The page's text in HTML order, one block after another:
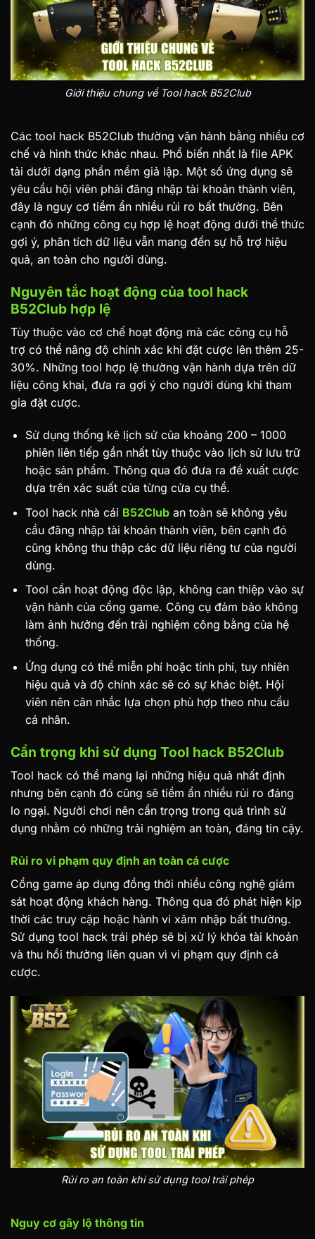
Giới thiệu chung về Tool hack B52Club
Các tool hack B52Club thường vận hành bằng nhiều cơ
chế và hình thức khác nhau. Phổ biến nhất là file APK
tải dưới dạng phần mềm giả lập. Một số ứng dụng sẽ
yêu cầu hội viên phải đăng nhập tài khoản thành viên,
đây là nguy cơ tiềm ẩn nhiều rủi ro bất thường. Bên
cạnh đó những công cụ hợp lệ hoạt động dưới thể thức
gợi ý, phân tích dữ liệu vẫn mang đến sự hỗ trợ hiệu
quả, an toàn cho người dùng.
Nguyên tắc hoạt động của tool hack
B52Club hợp lệ
Tùy thuộc vào cơ chế hoạt động mà các công cụ hỗ
trợ có thể nâng độ chính xác khi đặt cược lên thêm 25-
30%. Những tool hợp lệ thường vận hành dựa trên dữ
liệu công khai, đưa ra gợi ý cho người dùng khi tham
gia đặt cược.
Sử dụng thống kê lịch sử của khoảng 200 – 1000
phiên liên tiếp gần nhất tùy thuộc vào lịch sử lưu trữ
hoặc sản phẩm. Thông qua đó đưa ra đề xuất cược
dựa trên xác suất của từng cửa cụ thể.
Tool hack nhà cái B52Cluban toàn sẽ không yêu
cầu đăng nhập tài khoản thành viên, bên cạnh đó
cũng không thu thập các dữ liệu riêng tư của người
dùng.
Tool cần hoạt động độc lập, không can thiệp vào sự
vận hành của cổng game. Công cụ đảm bảo không
làm ảnh hưởng đến trải nghiệm công bằng của hệ
thống.
Ứng dụng có thể miễn phí hoặc tính phí, tuy nhiên
hiệu quả và độ chính xác sẽ có sự khác biệt. Hội
viên nên cân nhắc lựa chọn phù hợp theo nhu cầu
cá nhân.
Cẩn trọng khi sử dụng Tool hack B52Club
Tool hack có thể mang lại những hiệu quả nhất định
nhưng bên cạnh đó cũng sẽ tiềm ẩn nhiều rủi ro đáng
lo ngại. Người chơi nên cẩn trọng trong quá trình sử
dụng nhằm có những trải nghiệm an toàn, đáng tin cậy.
Rủi ro vi phạm quy định an toàn cá cược
Cổng game áp dụng đồng thời nhiều công nghệ giám
sát hoạt động khách hàng. Thông qua đó phát hiện kịp
thời các truy cập hoặc hành vi xâm nhập bất thường.
Sử dụng tool hack trái phép sẽ bị xử lý khóa tài khoản
và thu hồi thưởng liên quan vì vi phạm quy định cá
cược.
Rủi ro an toàn khi sử dụng tool trái phép
Nguy cơ gây lộ thông tin